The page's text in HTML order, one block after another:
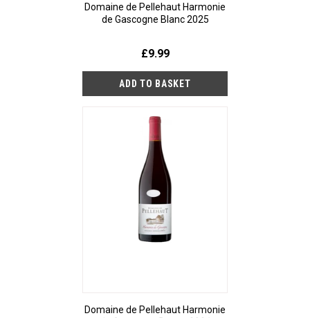
Domaine de Pellehaut Harmonie
de Gascogne Blanc 2025
£9.99
Domaine de Pellehaut Harmonie